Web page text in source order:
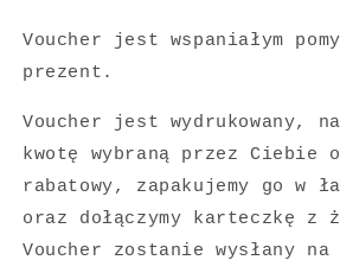
Voucher jest wspaniałym
prezent.
Voucher jest wydrukowany,
kwotę wybraną przez Ciebie
rabatowy, zapakujemy go w
oraz dołączymy karteczkę z
Voucher zostanie wysłany na